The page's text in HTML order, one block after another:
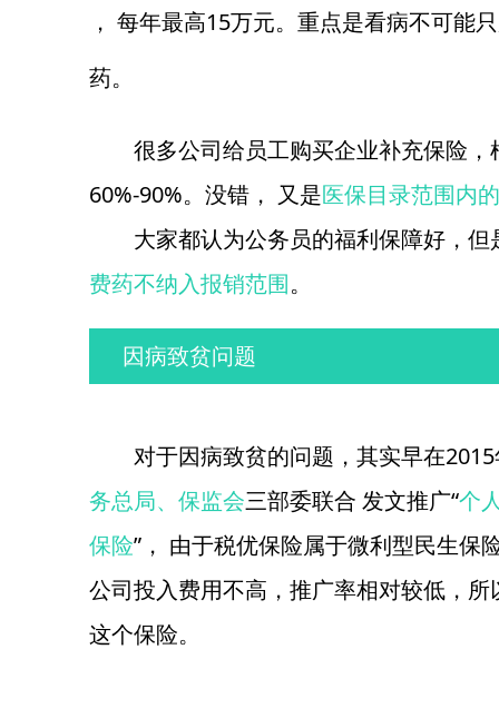
， 每年最高15万元。重点是看病不可能
药。
很多公司给员工购买企业补充保险
60%-90%。没错， 又是医保目录范围内
大家都认为公务员的福利保障好，
费药不纳入报销范围。
因病致贫问题
对于因病致贫的问题，其实早在
务总局、保监会三部委联合 发文推广“个
保险”， 由于税优保险属于微利型民生保
公司投入费用不高，推广率相对较低，
这个保险。